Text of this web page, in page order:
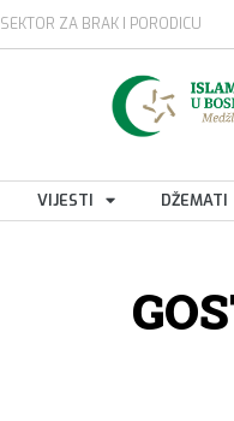
SEKTOR ZA BRAK I PORODICU
VIJESTI DŽEMATI